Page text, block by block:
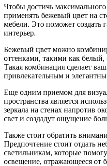
Чтобы достичь
применять бежевый цвет на
мебели. Это поможет создать
интерьер.
Бежевый цвет можно
оттенками, такими как
Такая комбинация сделает
привлекательным и
Еще одним приемом для
пространства является
зеркала на стенах напротив
свет и создадут ощущение
Также стоит обратить
Предпочтение стоит отдать
светильникам, которые
освещение, отражающееся от